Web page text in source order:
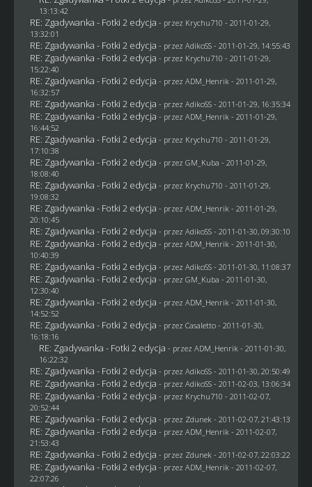
13:13:42
RE: Zgadywanka - Fotki 2 edycja - przez Krychu710 - 2011-01-29,
13:32:01
RE: Zgadywanka - Fotki 2 edycja - przez AdikoSS - 2011-01-29, 14:55:43
RE: Zgadywanka - Fotki 2 edycja - przez Krychu710 - 2011-01-29,
15:22:40
RE: Zgadywanka - Fotki 2 edycja - przez ADM_Henrik - 2011-01-29,
16:32:57
RE: Zgadywanka - Fotki 2 edycja - przez AdikoSS - 2011-01-29, 16:35:34
RE: Zgadywanka - Fotki 2 edycja - przez ADM_Henrik - 2011-01-29,
16:44:52
RE: Zgadywanka - Fotki 2 edycja - przez Krychu710 - 2011-01-29,
17:10:38
RE: Zgadywanka - Fotki 2 edycja - przez GM_Kuba - 2011-01-29,
18:08:40
RE: Zgadywanka - Fotki 2 edycja - przez Krychu710 - 2011-01-29,
19:08:32
RE: Zgadywanka - Fotki 2 edycja - przez ADM_Henrik - 2011-01-29,
20:10:45
RE: Zgadywanka - Fotki 2 edycja - przez AdikoSS - 2011-01-30, 09:30:10
RE: Zgadywanka - Fotki 2 edycja - przez ADM_Henrik - 2011-01-30,
10:40:39
RE: Zgadywanka - Fotki 2 edycja - przez AdikoSS - 2011-01-30, 11:08:37
RE: Zgadywanka - Fotki 2 edycja - przez GM_Kuba - 2011-01-30,
12:30:40
RE: Zgadywanka - Fotki 2 edycja - przez ADM_Henrik - 2011-01-30,
14:52:52
RE: Zgadywanka - Fotki 2 edycja - przez Casaletto- 2011-01-30,
16:18:16
RE: Zgadywanka - Fotki 2 edycja - przez ADM_Henrik - 2011-01-30,
16:22:32
RE: Zgadywanka - Fotki 2 edycja - przez AdikoSS - 2011-01-30, 20:50:49
RE: Zgadywanka - Fotki 2 edycja - przez AdikoSS - 2011-02-03, 13:06:34
RE: Zgadywanka - Fotki 2 edycja - przez Krychu710 - 2011-02-07,
20:52:44
RE: Zgadywanka - Fotki 2 edycja - przez Zdunek - 2011-02-07, 21:43:13
RE: Zgadywanka - Fotki 2 edycja - przez ADM_Henrik - 2011-02-07,
21:53:43
RE: Zgadywanka - Fotki 2 edycja - przez Zdunek - 2011-02-07, 22:03:22
RE: Zgadywanka - Fotki 2 edycja - przez ADM_Henrik - 2011-02-07,
22:07:26